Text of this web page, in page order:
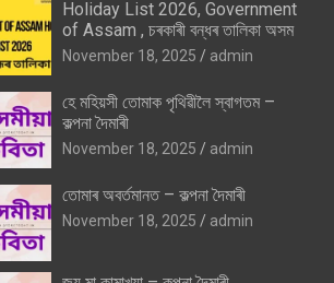
Holiday List 2026, Government
of Assam , চৰকাৰী বন্ধৰ তালিকা অসম
November 18, 2025 admin
হে মহিয়সী তোমাক পৃথিৱীলৈ স্বাগতম –
কল্পনা দৈমাৰী
November 18, 2025 admin
তোমাৰ অবৰ্তমানত – কল্পনা দৈমাৰী
November 18, 2025 admin